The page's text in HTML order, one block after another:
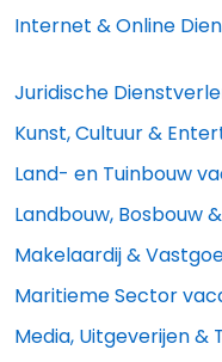
Internet & Online
Juridische
Kunst, Cultuur &
Land- en Tuinbouw
Landbouw, Bosbouw
Makelaardij &
Maritieme Sector
Media, Uitgeverijen &